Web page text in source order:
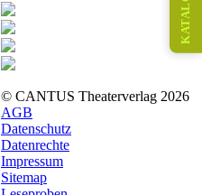
© CANTUS Theaterverlag 2026
AGB
Datenschutz
Datenrechte
Impressum
Sitemap
KATALOG